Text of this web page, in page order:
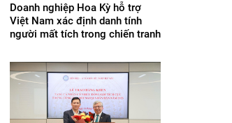
Doanh nghiệp Hoa Kỳ hỗ trợ
Việt Nam xác định danh tính
người mất tích trong chiến tranh